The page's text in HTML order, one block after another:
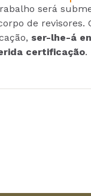
será
de revisores.
ser-lhe-á
certificação.